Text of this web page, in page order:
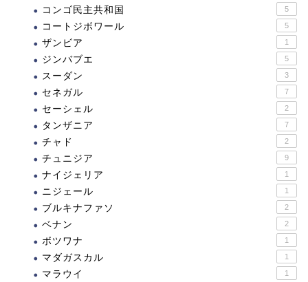
コンゴ民主共和国 5
コートジボワール 5
ザンビア 1
ジンバブエ 5
スーダン 3
セネガル 7
セーシェル 2
タンザニア 7
チャド 2
チュニジア 9
ナイジェリア 1
ニジェール 1
ブルキナファソ 2
ベナン 2
ボツワナ 1
マダガスカル 1
マラウイ 1